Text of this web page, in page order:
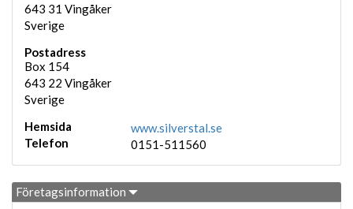
643 31 Vingåker
Sverige
Postadress
Box 154
643 22 Vingåker
Sverige
Hemsida
www.silverstal.se
Telefon
0151-511560
Företagsinformation